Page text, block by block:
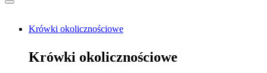
Krówki okolicznościowe
Krówki okolicznościowe